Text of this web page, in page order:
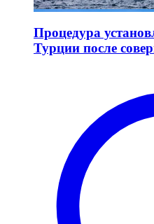
Процедура
Турции после